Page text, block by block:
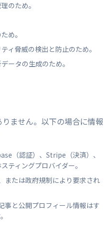
のため。
め。
ィ脅威の検出と防止のため。
ータの生成のため。
ません。以下の場合に情報
（認証）、Stripe（決済）、
ティングプロバイダー。
または政府規制により要求され
事と公開プロフィール情報はす